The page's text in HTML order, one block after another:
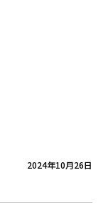
2024年10月26日